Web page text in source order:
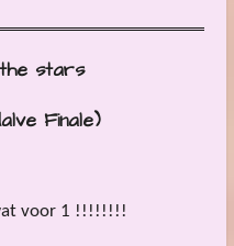
stars
Finale)
voor 1 !!!!!!!!